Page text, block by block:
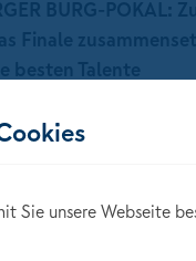
Karriere ebnen.
Details sowie
Sie unsere Webseite